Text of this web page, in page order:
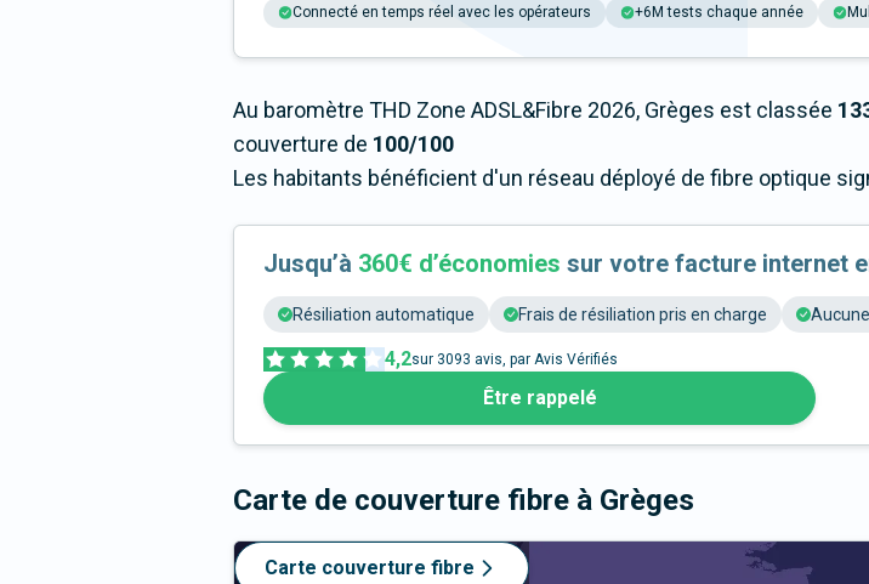
Connecté en temps réel avec les opérateurs +6M tests chaque année
Au baromètre THD Zone ADSL&Fibre 2026, Grèges est classée
couverture de 100/100
Les habitants bénéficient d'un réseau déployé de fibre optique
Jusqu’à 360€ d’économies sur votre facture internet
Résiliation automatique Frais de résiliation pris en charge
4,2sur 3093 avis, par Avis Vérifiés
Être rappelé
Carte de couverture fibre à Grèges
Carte couverture fibre